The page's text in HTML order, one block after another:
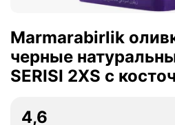
Marmarabirlik
черные
SERISI 2XS с
4,6